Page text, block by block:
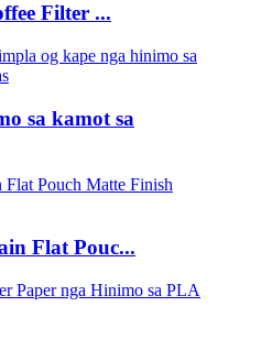
Filter ...
sa kamot sa
Flat Pouc...